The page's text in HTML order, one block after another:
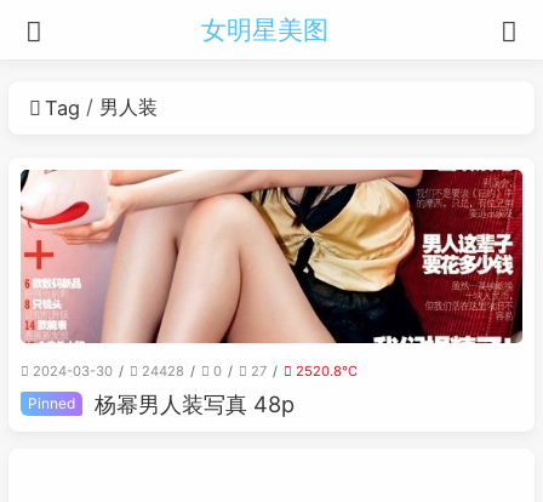
女明星美图
Tag 男人装
2024-03-30 24428 0 27 2520.8℃
Pinned 杨幂男人装写真 48p